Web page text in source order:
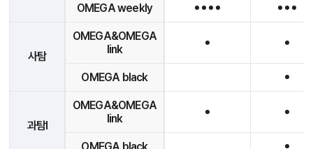
OMEGA weekly
사탐
OMEGA&OMEGA
link
OMEGA black
과탐I
OMEGA&OMEGA
link
OMEGA black